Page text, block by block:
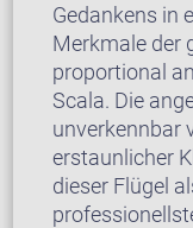
Gedankens in
Merkmale der
proportional
Scala. Die
unverkennbar
erstaunlicher
dieser Flügel